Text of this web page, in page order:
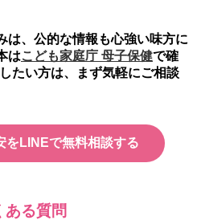
は、公的な情報も心強い味方に
はこども家庭庁 母子保健で確
たい方は、まず気軽にご相談
をLINEで無料相談する
ある質問